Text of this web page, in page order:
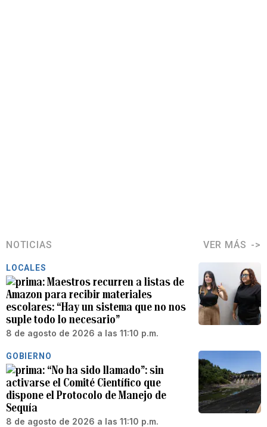
NOTICIAS VER MÁS
LOCALES
Maestros recurren a listas de
Amazon para recibir materiales
escolares: “Hay un sistema que no nos
suple todo lo necesario”
8 de agosto de 2026 a las 11:10 p.m.
GOBIERNO
“No ha sido llamado”: sin
activarse el Comité Científico que
dispone el Protocolo de Manejo de
Sequía
8 de agosto de 2026 a las 11:10 p.m.